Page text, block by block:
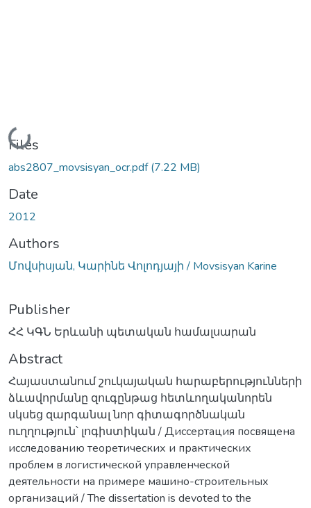
Loading...
Files
abs2807_movsisyan_ocr.pdf(7.22 MB)
Date
2012
Authors
Մովսիսյան, Կարինե Վոլոդյայի / Movsisyan Karine
Publisher
ՀՀ ԿԳՆ Երևանի պետական համալսարան
Abstract
Հայաստանում շուկայական հարաբերությունների
ձևավորմանը զուգընթաց հետևողականորեն
սկսեց զարգանալ նոր գիտագործնական
ուղղություն՝ լոգիստիկան / Диссертация посвящена
исследованию теоретических и практических
проблем в логистической управленческой
деятельности на примере машино-строительных
организаций / The dissertation is devoted to the